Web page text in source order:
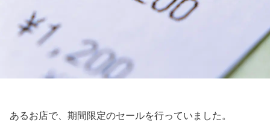
あるお店で、期間限定のセールを行っていました。